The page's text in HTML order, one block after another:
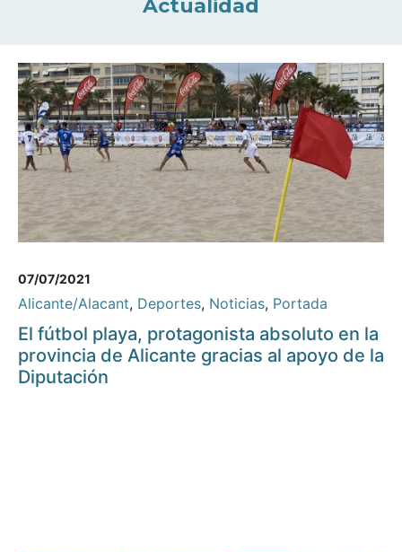
Actualidad
07/07/2021
Alicante/Alacant, Deportes, Noticias, Portada
El fútbol playa, protagonista absoluto en la
provincia de Alicante gracias al apoyo de la
Diputación